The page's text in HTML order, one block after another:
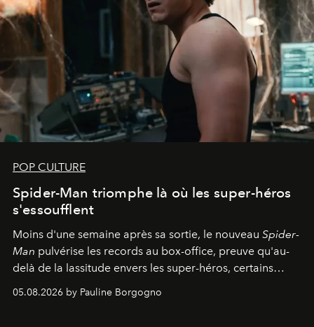
POP CULTURE
Spider-Man triomphe là où les super-héros
s'essoufflent
Moins d'une semaine après sa sortie, le nouveau Spider-
Man pulvérise les records au box-office, preuve qu'au-
delà de la lassitude envers les super-héros, certains
personnages continuent de susciter une ferveur intacte.
05.08.2026 by Pauline Borgogno